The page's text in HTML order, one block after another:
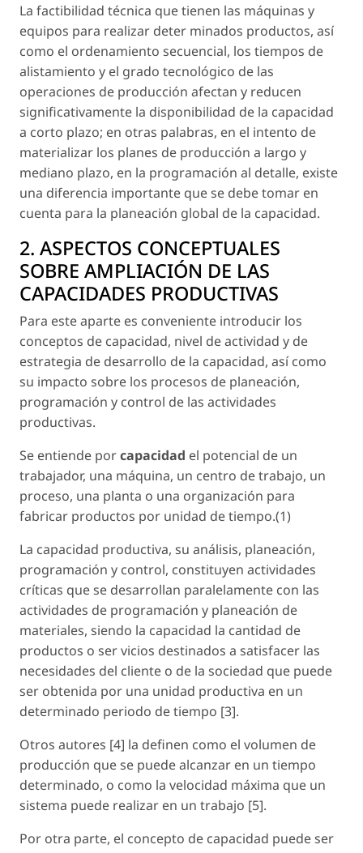
La factibilidad técnica que tienen las máquinas y
equipos para realizar deter minados productos, así
como el ordenamiento secuencial, los tiempos de
alistamiento y el grado tecnológico de las
operaciones de producción afectan y reducen
significativamente la disponibilidad de la capacidad
a corto plazo; en otras palabras, en el intento de
materializar los planes de producción a largo y
mediano plazo, en la programación al detalle, existe
una diferencia importante que se debe tomar en
cuenta para la planeación global de la capacidad.
2. ASPECTOS CONCEPTUALES
SOBRE AMPLIACIÓN DE LAS
CAPACIDADES PRODUCTIVAS
Para este aparte es conveniente introducir los
conceptos de capacidad, nivel de actividad y de
estrategia de desarrollo de la capacidad, así como
su impacto sobre los procesos de planeación,
programación y control de las actividades
productivas.
Se entiende porcapacidad el potencial de un
trabajador, una máquina, un centro de trabajo, un
proceso, una planta o una organización para
fabricar productos por unidad de tiempo.(1)
La capacidad productiva, su análisis, planeación,
programación y control, constituyen actividades
críticas que se desarrollan paralelamente con las
actividades de programación y planeación de
materiales, siendo la capacidad la cantidad de
productos o ser vicios destinados a satisfacer las
necesidades del cliente o de la sociedad que puede
ser obtenida por una unidad productiva en un
determinado periodo de tiempo [3].
Otros autores [4] la definen como el volumen de
producción que se puede alcanzar en un tiempo
determinado, o como la velocidad máxima que un
sistema puede realizar en un trabajo [5].
Por otra parte, el concepto de capacidad puede ser